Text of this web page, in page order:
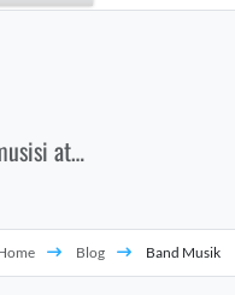
atau
dalamBlog Band Musik